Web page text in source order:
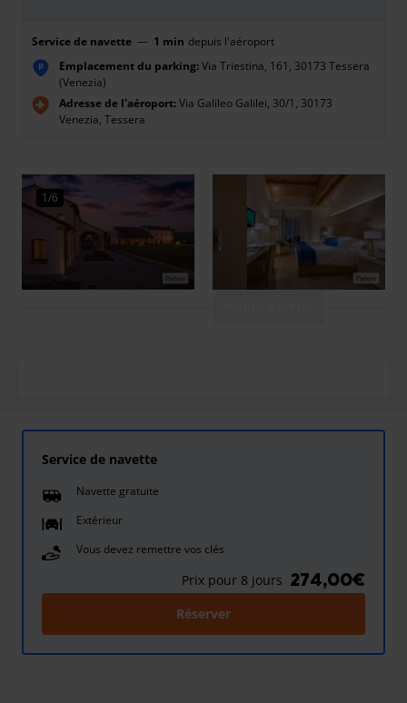
Service de navette — 1 min depuis l'aéroport
P Emplacement du parking:Via Triestina, 161, 30173 Tessera
(Venezia)
Adresse de l'aéroport:Via Galileo Galilei, 30/1, 30173
Venezia, Tessera
1/6
Service de navette
Navette gratuite
Extérieur
Vous devez remettre vos clés
Prix pour 8 jours 274,00€
Réserver